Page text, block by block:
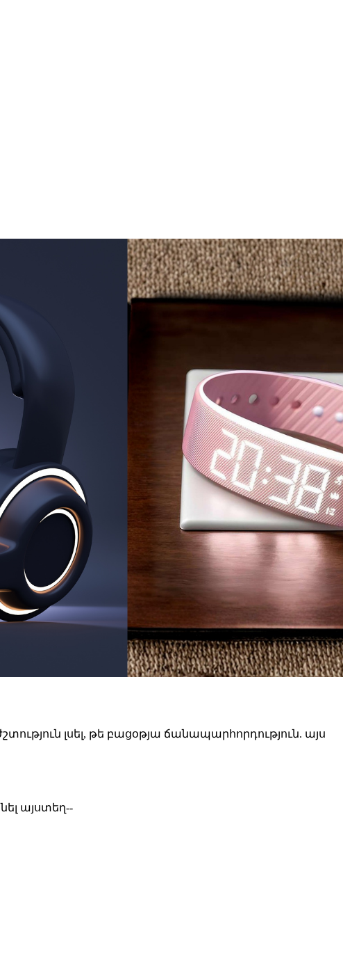
լսել, թե բացօթյա ճանապարհորդություն. այս
այստեղ--